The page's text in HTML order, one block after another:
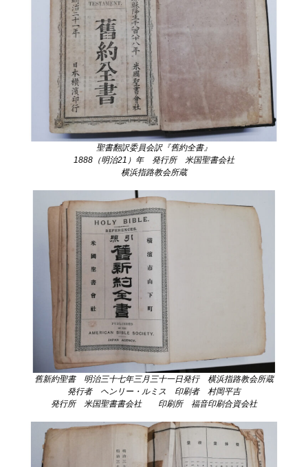
聖書翻訳委員会訳『舊約全書』
1888（明治21）年 発行所 米国聖書会社
横浜指路教会所蔵
舊新約聖書 明治三十七年三月三十一日発行 横浜指路教会所蔵
発行者 ヘンリー・ルミス 印刷者 村岡平吉
発行所 米国聖書書会社 印刷所 福音印刷合資会社